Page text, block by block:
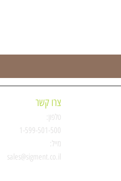
צרו קשר
טלפון:
1-599-501-500
מייל:
sales@sigment.co.il